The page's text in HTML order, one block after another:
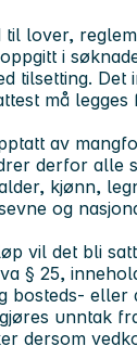
lover,
i
tilsetting. Det
må legges
av
derfor alle
kjønn,
og
vil det bli
§ 25,
bosteds- eller
unntak
dersom